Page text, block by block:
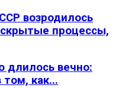
возродилось
процессы,
длилось вечно:
как...